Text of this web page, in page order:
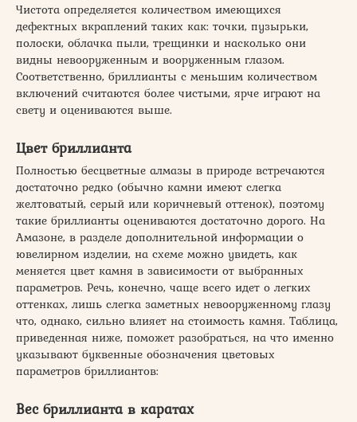
Чистота определяется количеством имеющихся
дефектных вкраплений таких как: точки, пузырьки,
полоски, облачка пыли, трещинки и насколько они
видны невооруженным и вооруженным глазом.
Соответственно, бриллианты с меньшим количеством
включений считаются более чистыми, ярче играют на
свету и оцениваются выше.
Цвет бриллианта
Полностью бесцветные алмазы в природе встречаются
достаточно редко (обычно камни имеют слегка
желтоватый, серый или коричневый оттенок), поэтому
такие бриллианты оцениваются достаточно дорого. На
Амазоне, в разделе дополнительной информации о
ювелирном изделии, на схеме можно увидеть, как
меняется цвет камня в зависимости от выбранных
параметров. Речь, конечно, чаще всего идет о легких
оттенках, лишь слегка заметных невооруженному глазу
что, однако, сильно влияет на стоимость камня. Таблица,
приведенная ниже, поможет разобраться, на что именно
указывают буквенные обозначения цветовых
параметров бриллиантов:
Вес бриллианта в каратах